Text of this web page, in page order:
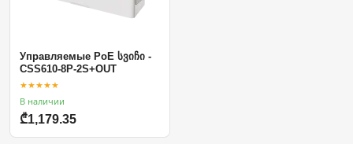
Управляемые PoE სვიჩი -
CSS610-8P-2S+OUT
★★★★★
В наличии
₾1,179.35